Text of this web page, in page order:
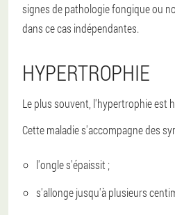
signes de pathologie fongique ou
dans ce cas indépendantes.
HYPERTROPHIE
Le plus souvent, l'hypertrophie est
Cette maladie s'accompagne des
l'ongle s'épaissit ;
s'allonge jusqu'à plusieurs